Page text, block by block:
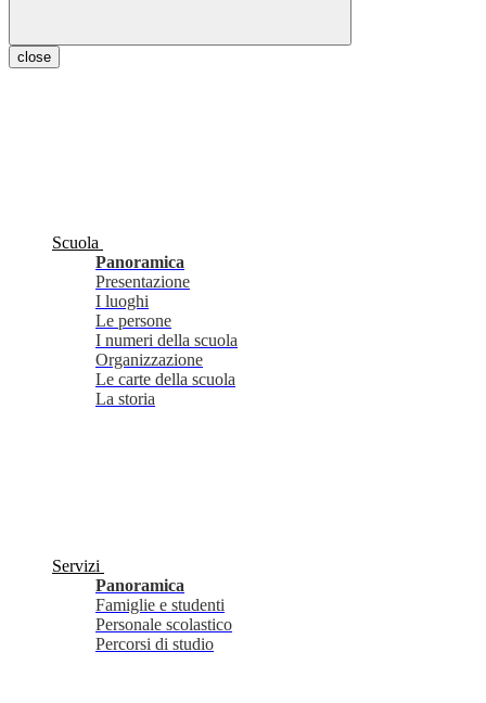
close
Scuola
Panoramica
Presentazione
I luoghi
Le persone
I numeri della scuola
Organizzazione
Le carte della scuola
La storia
Servizi
Panoramica
Famiglie e studenti
Personale scolastico
Percorsi di studio